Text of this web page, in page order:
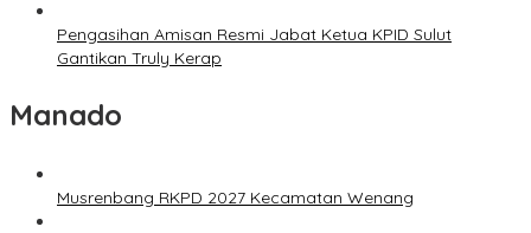
Pengasihan Amisan Resmi Jabat Ketua KPID Sulut
Gantikan Truly Kerap
Manado
Musrenbang RKPD 2027 Kecamatan Wenang